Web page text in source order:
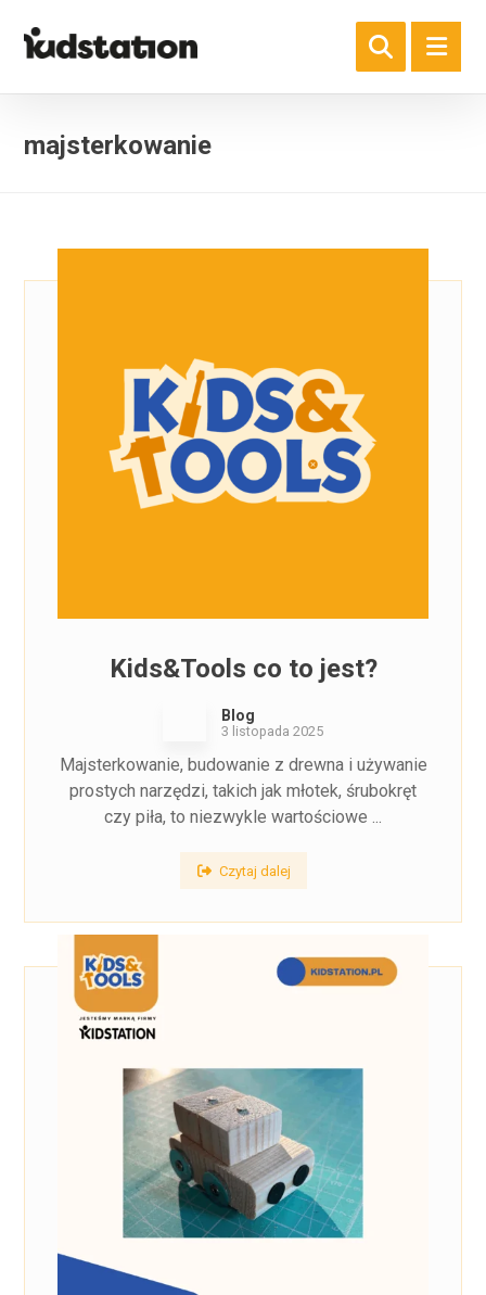
majsterkowanie
Kids&Tools co to jest?
Blog
3 listopada 2025
Majsterkowanie, budowanie z drewna i używanie
prostych narzędzi, takich jak młotek, śrubokręt
czy piła, to niezwykle wartościowe ...
Czytaj dalej